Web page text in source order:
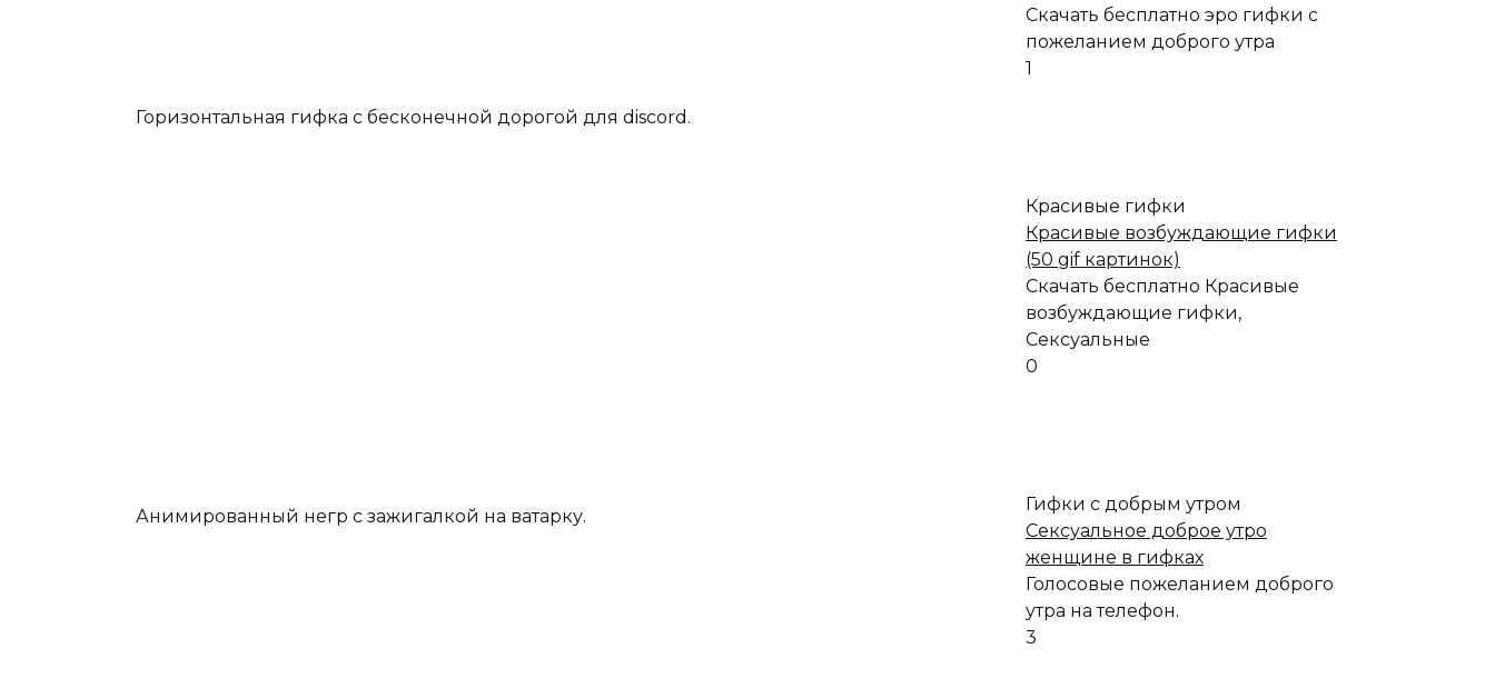
Горизонтальная гифка с бесконечной дорогой для discord.
Анимированный негр с зажигалкой на ватарку.
Скачать бесплатно эро гифки с
пожеланием доброго утра
1
Красивые гифки
Красивые возбуждающие гифки
(50 gif картинок)
Скачать бесплатно Красивые
возбуждающие гифки,
Сексуальные
0
Гифки с добрым утром
Сексуальное доброе утро
женщине в гифках
Голосовые пожеланием доброго
утра на телефон.
3